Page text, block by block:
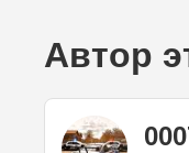
Автор